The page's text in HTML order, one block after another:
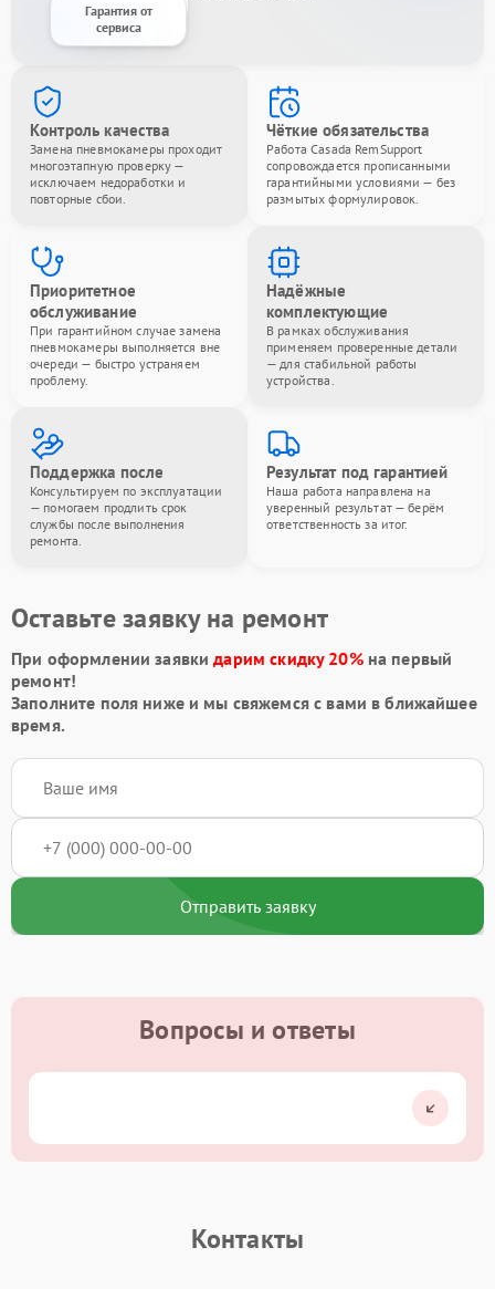
Гарантия от
сервиса
Контроль качества
Замена пневмокамеры проходит
многоэтапную проверку —
исключаем недоработки и
повторные сбои.
Чёткие обязательства
Работа Casada RemSupport
сопровождается прописанными
гарантийными условиями — без
размытых формулировок.
Приоритетное
обслуживание
При гарантийном случае замена
пневмокамеры выполняется вне
очереди — быстро устраняем
проблему.
Надёжные
комплектующие
В рамках обслуживания
применяем проверенные детали
— для стабильной работы
устройства.
Поддержка после
Консультируем по эксплуатации
— помогаем продлить срок
службы после выполнения
ремонта.
Результат под гарантией
Наша работа направлена на
уверенный результат — берём
ответственность за итог.
Оставьте заявку на ремонт
При оформлении заявкидарим скидку 20%на первый
ремонт!
Заполните поля ниже и мы свяжемся с вами в ближайшее
время.
Отправить заявку
Вопросы и ответы
Контакты